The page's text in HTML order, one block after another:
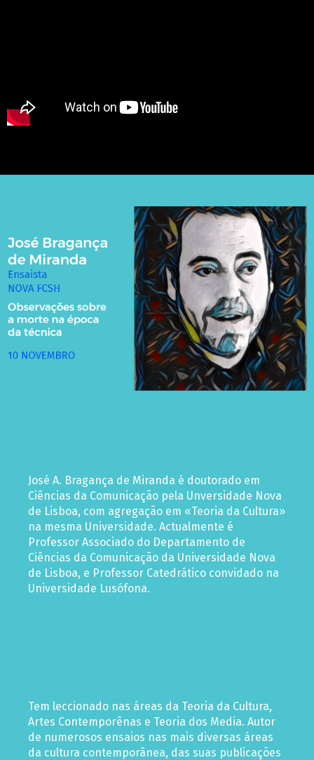
José A. Bragança de Miranda é doutorado em
Ciências da Comunicação pela Unversidade Nova
de Lisboa, com agregação em «Teoria da Cultura»
na mesma Universidade. Actualmente é
Professor Associado do Departamento de
Ciências da Comunicação da Universidade Nova
de Lisboa, e Professor Catedrático convidado na
Universidade Lusófona.
Tem leccionado nas áreas da Teoria da Cultura,
Artes Contemporênas e Teoria dos Media. Autor
de numerosos ensaios nas mais diversas áreas
da cultura contemporânea, das suas publicações